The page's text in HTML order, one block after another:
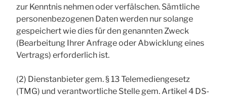
zur Kenntnis nehmen oder verfälschen. Sämtliche
personenbezogenen Daten werden nur solange
gespeichert wie dies für den genannten Zweck
(Bearbeitung Ihrer Anfrage oder Abwicklung eines
Vertrags) erforderlich ist.
(2) Dienstanbieter gem. § 13 Telemediengesetz
(TMG) und verantwortliche Stelle gem. Artikel 4 DS-